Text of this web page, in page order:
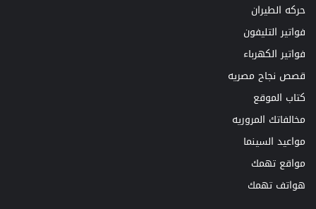
حركه الطيران
فواتير التليفون
فواتير الكهرباء
قصص نجاح مصريه
كتاب الموقع
مخالفاتك المروريه
مواعيد السينما
مواقع تهمك
هواتف تهمك